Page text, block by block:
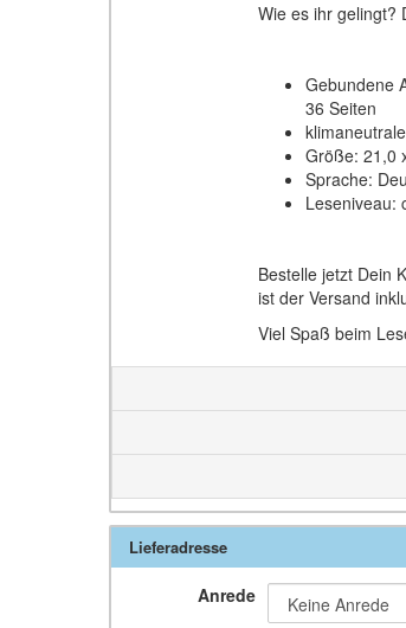
Wie es ihr gelingt?
Gebundene
36 Seiten
Größe: 21,0
Sprache:
Leseniveau:
Bestelle jetzt Dein
ist der Versand
Viel Spaß beim
Lieferadresse
Anrede